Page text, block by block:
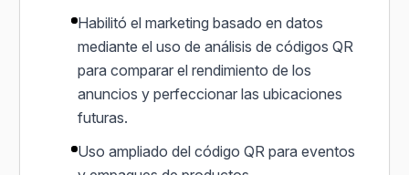
Habilitó el marketing basado en datos
mediante el uso de análisis de códigos QR
para comparar el rendimiento de los
anuncios y perfeccionar las ubicaciones
futuras.
Uso ampliado del código QR para eventos